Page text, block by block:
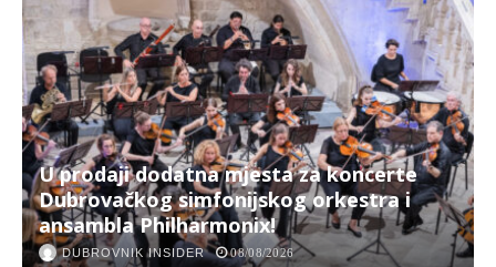
U prodaji dodatna mjesta za koncerte
Dubrovačkog simfonijskog orkestra i
ansambla Philharmonix!
DUBROVNIK INSIDER 08/08/2026